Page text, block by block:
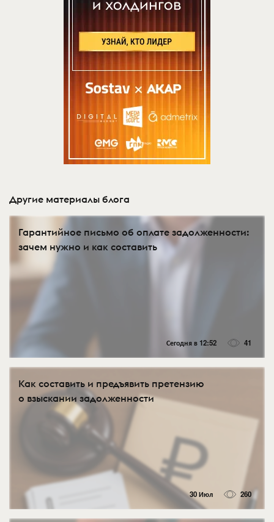
Другие материалы блога
Гарантийное письмо об оплате задолженности:
зачем нужно и как составить
Сегодня в 12:52 41
Как составить и предъявить претензию
о взыскании задолженности
30 Июл 260